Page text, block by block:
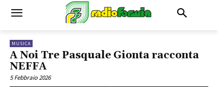
MUSICA
A Noi Tre Pasquale Gionta racconta
NEFFA
5 Febbraio 2026